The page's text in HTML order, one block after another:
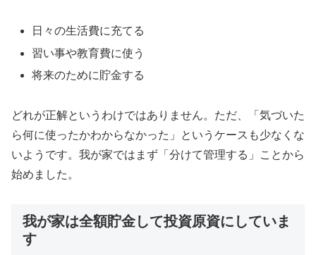
日々の生活費に充てる
習い事や教育費に使う
将来のために貯金する
どれが正解というわけではありません。ただ、「気づいた
ら何に使ったかわからなかった」というケースも少なくな
いようです。我が家ではまず「分けて管理する」ことから
始めました。
我が家は全額貯金して投資原資にしていま
す